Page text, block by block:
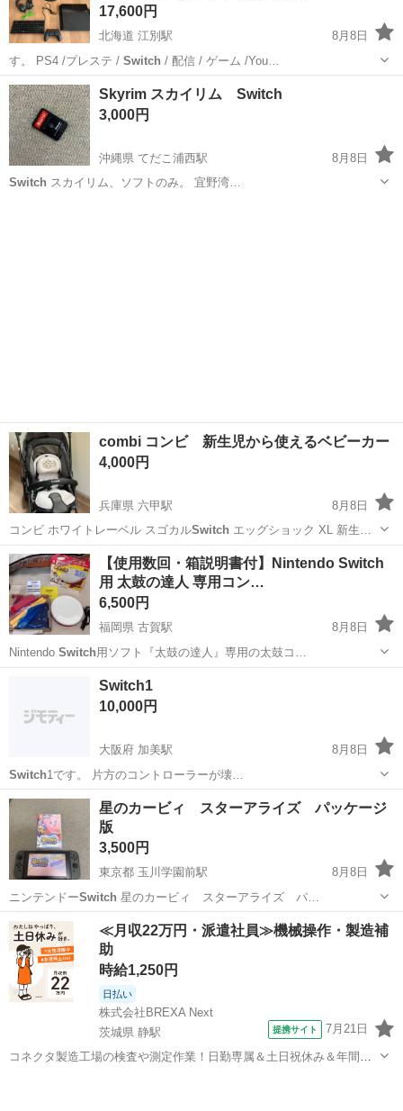
17,600円
北海道 江別駅
8月8日
す。 PS4 /プレステ / Switch / 配信 / ゲーム /You…
北海道 江別市 テレビゲーム
Skyrim スカイリム Switch
3,000円
沖縄県 てだこ浦西駅
8月8日
Switch スカイリム、ソフトのみ。 宜野湾…
combi コンビ 新生児から使えるベビーカー
4,000円
兵庫県 六甲駅
8月8日
コンビ ホワイトレーベル スゴカルSwitch エッグショック XL 新生…
兵庫 神戸市 六甲駅 ベビー用品
【使用数回・箱説明書付】Nintendo Switch
用 太鼓の達人 専用コン…
6,500円
福岡県 古賀駅
8月8日
Nintendo Switch用ソフト『太鼓の達人』専用の太鼓コ…
Switch1
10,000円
大阪府 加美駅
8月8日
Switch1です。 片方のコントローラーが壊…
大阪 八尾市 ポータブルゲーム 小学校
星のカービィ スターアライズ パッケージ
版
3,500円
東京都 玉川学園前駅
8月8日
ニンテンドーSwitch 星のカービィ スターアライズ パ…
東京 町田市 玉川学園前駅 テレビゲーム
≪月収22万円・派遣社員≫機械操作・製造補
助
時給1,250円
日払い
株式会社BREXA Next
茨城県 静駅
提携サイト 7月21日
コネクタ製造工場の検査や測定作業！日勤専属＆土日祝休み＆年間休